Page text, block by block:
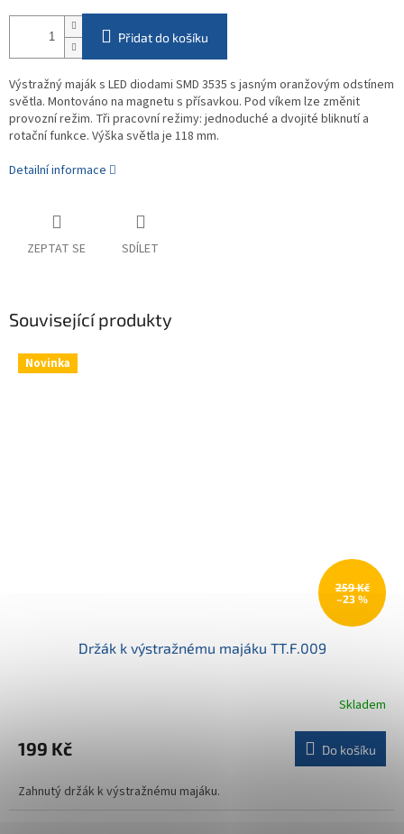
Přidat do košíku
Výstražný maják s LED diodami SMD 3535 s jasným oranžovým odstínem
světla. Montováno na magnetu s přísavkou. Pod víkem lze změnit
provozní režim. Tři pracovní režimy: jednoduché a dvojité bliknutí a
rotační funkce. Výška světla je 118 mm.
Detailní informace
ZEPTAT SE SDÍLET
Související produkty
Novinka
259 Kč
–23 %
Držák k výstražnému majáku TT.F.009
Skladem
199 Kč Do košíku
Zahnutý držák k výstražnému majáku.